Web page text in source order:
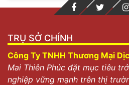
TRỤ SỞ CHÍNH
Công Ty TNHH Thương Mại
Mai Thiên Phúc đặt mục tiêu
nghiệp vững mạnh trên thị